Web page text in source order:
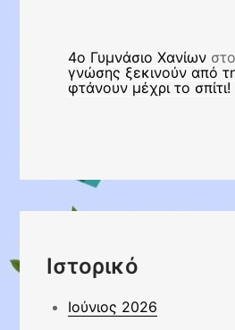
4ο Γυμνάσιο Χανίων
γνώσης ξεκινούν από
φτάνουν μέχρι το σπίτι!
Ιστορικό
Ιούνιος 2026